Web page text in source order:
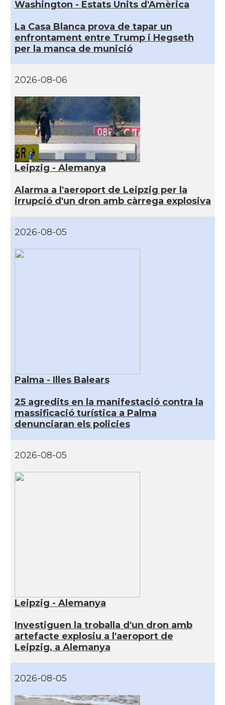
Washington - Estats Units d'Amèrica
La Casa Blanca prova de tapar un
enfrontament entre Trump i Hegseth
per la manca de munició
2026-08-06
Leipzig - Alemanya
Alarma a l'aeroport de Leipzig per la
irrupció d'un dron amb càrrega explosiva
2026-08-05
Palma - Illes Balears
25 agredits en la manifestació contra la
massificació turística a Palma
denunciaran els policies
2026-08-05
Leipzig - Alemanya
Investiguen la troballa d'un dron amb
artefacte explosiu a l'aeroport de
Leipzig, a Alemanya
2026-08-05